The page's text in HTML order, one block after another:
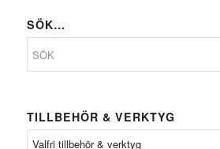
SÖK…
TILLBEHÖR & VERKTYG